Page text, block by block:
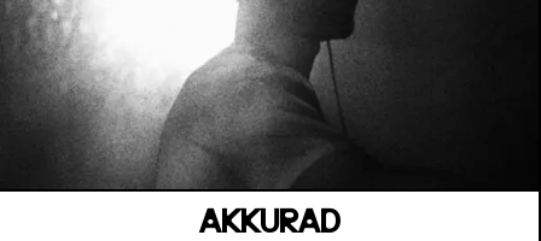
AKKURAD
LA CARÈNE
Vendredi 03 juillet